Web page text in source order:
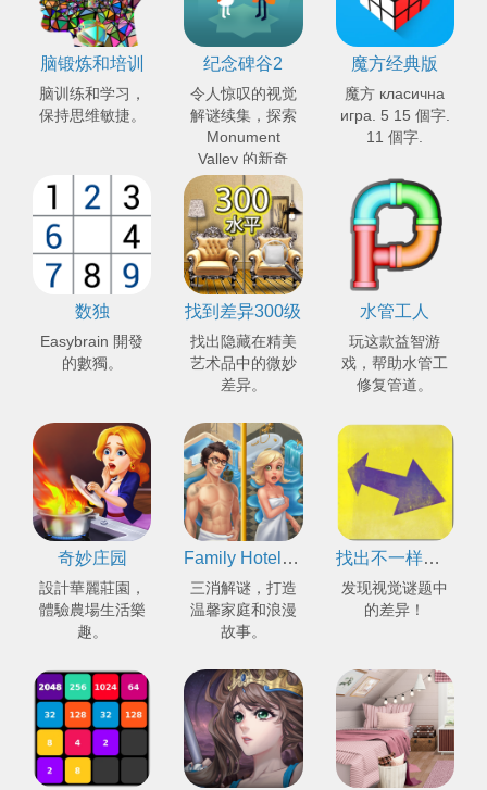
脑锻炼和培训
脑训练和学习，
保持思维敏捷。
纪念碑谷2
令人惊叹的视觉
解谜续集，探索
Monument
Valley 的新奇
观。
魔方经典版
魔方 класична
игра. 5 15 個字.
11 個字.
数独
Easybrain 開發
的數獨。
找到差异300级
找出隐藏在精美
艺术品中的微妙
差异。
水管工人
玩这款益智游
戏，帮助水管工
修复管道。
奇妙庄园
設計華麗莊園，
體驗農場生活樂
趣。
Family Hotel：集聚浪漫故事与房屋装潢的三消游戏
三消解谜，打造
温馨家庭和浪漫
故事。
找出不一样的地方
发现视觉谜题中
的差异！